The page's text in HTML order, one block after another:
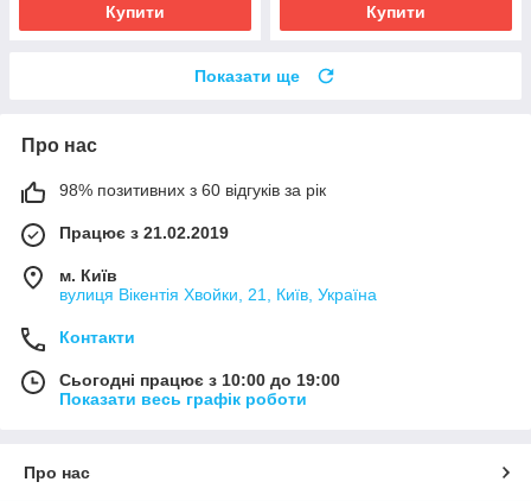
Купити Купити
Показати ще
Про нас
98% позитивних з 60 відгуків за рік
Працює з 21.02.2019
м. Київ
вулиця Вікентія Хвойки, 21, Київ, Україна
Контакти
Сьогодні працює з 10:00 до 19:00
Показати весь графік роботи
Про нас